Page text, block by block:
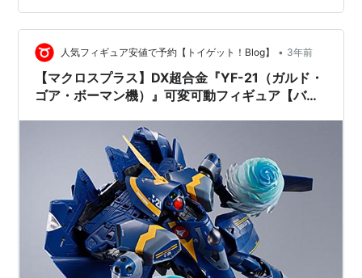
学の『東京スカイツリータウン®キャンパス』に実物大マ
クロスF …
人気フィギュア安値で予約【トイゲット！Blog】 • 3年前
【マクロスプラス】DX超合金『YF-21（ガルド・
ゴア・ボーマン機）』可変可動フィギュア【バン